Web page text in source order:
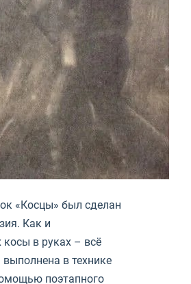
«Косцы» был сделан
Как и
в руках – всё
в технике
поэтапного